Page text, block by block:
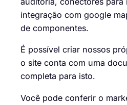
integração com google
de componentes.
É possível criar nossos
o site conta com uma
completa para isto.
Você pode conferir o